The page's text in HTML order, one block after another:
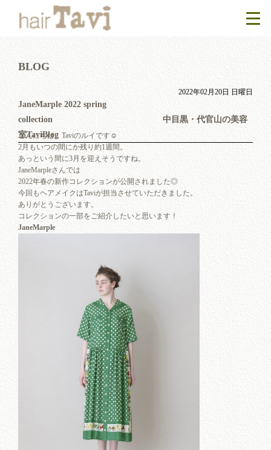
BLOG
2022年02月20日 日曜日
JaneMarple 2022 spring
collection 中目黒・代官山の美容
室TaviBlog
こんにちは、Taviのルイです☺︎
2月もいつの間にか残り約1週間。
あっという間に3月を迎えそうですね。
JaneMarpleさんでは
2022年春の新作コレクションが公開されました◎
今回もヘアメイクはTaviが担当させていただきました。
ありがとうございます。
コレクションの一部をご紹介したいと思います！
JaneMarple